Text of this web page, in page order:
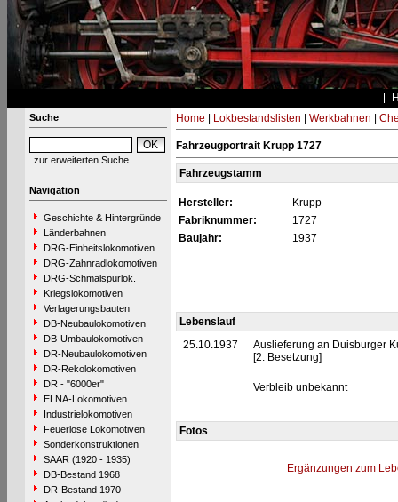
Suche
zur erweiterten Suche
Navigation
Geschichte & Hintergründe
Länderbahnen
DRG-Einheitslokomotiven
DRG-Zahnradlokomotiven
DRG-Schmalspurlok.
Kriegslokomotiven
Verlagerungsbauten
DB-Neubaulokomotiven
DB-Umbaulokomotiven
DR-Neubaulokomotiven
DR-Rekolokomotiven
DR - "6000er"
ELNA-Lokomotiven
Industrielokomotiven
Feuerlose Lokomotiven
Sonderkonstruktionen
SAAR (1920 - 1935)
DB-Bestand 1968
DR-Bestand 1970
Home Lokbestandslisten Werkbahnen
Fahrzeugportrait Krupp 1727
Fahrzeugstamm
Hersteller:
Krupp
Fabriknummer:
1727
Baujahr:
1937
Lebenslauf
25.10.1937
Auslieferung an Duisburger
[2. Besetzung]
Verbleib unbekannt
Fotos
Ergänzungen zum